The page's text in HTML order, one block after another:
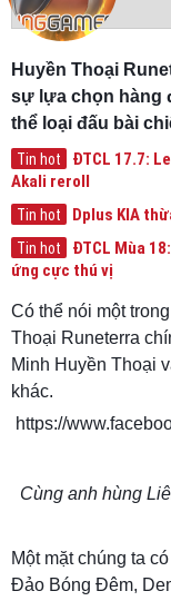
Huyền Thoại
sự lựa chọn hàng
thể loại đấu bài
Tin hot
ĐTCL 17.7:
Akali reroll
Tin hot Dplus KIA
Tin hot
ĐTCL Mùa
ứng cực thú vị
Có thể nói một
Thoại Runeterra
Minh Huyền Thoại
khác.
https://
Cùng anh hùng
Một mặt chúng ta
Đảo Bóng Đêm,